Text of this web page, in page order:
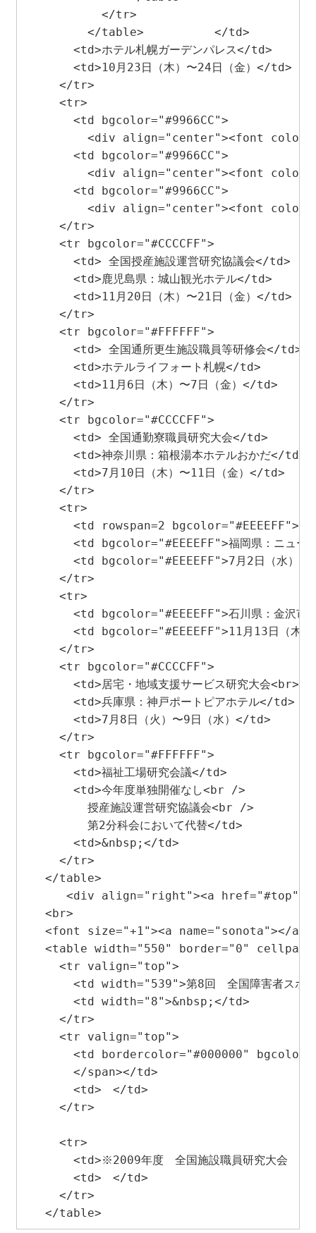
          </tr>
        </table>          </td>
      <td>ホテル札幌ガーデンパレス</td>
      <td>10月23日（木）〜24日（金）</td>
    </tr>
    <tr>
      <td bgcolor="#9966CC">
<div align="center"><font
      <td bgcolor="#9966CC">
<div align="center"><font
      <td bgcolor="#9966CC">
<div align="center"><font
    </tr>
    <tr bgcolor="#CCCCFF">
      <td> 全国授産施設運営研究協議会</td>
      <td>鹿児島県：城山観光ホテル</td>
      <td>11月20日（木）〜21日（金）</td>
    </tr>
    <tr bgcolor="#FFFFFF">
      <td> 全国通所更生施設職員等研修会</td>
      <td>ホテルライフォート札幌</td>
      <td>11月6日（木）〜7日（金）</td>
    </tr>
    <tr bgcolor="#CCCCFF">
      <td> 全国通勤寮職員研究大会</td>
      <td>神奈川県：箱根湯本ホテルおかだ</td>
      <td>7月10日（木）〜11日（金）</td>
    </tr>
    <tr>
<td rowspan=2 bgcolor="#EEEEFF"> 全
<td bgcolor="#EEEEFF">福岡県：ニュー
<td bgcolor="#EEEEFF">7月2日（水）〜
    </tr>
    <tr>
<td bgcolor="#EEEEFF">石川県：金沢市
<td bgcolor="#EEEEFF">11月13日（木）
    </tr>
    <tr bgcolor="#CCCCFF">
<td>居宅・地域支援サービス研究大会<br>
      <td>兵庫県：神戸ポートピアホテル</td>
      <td>7月8日（火）〜9日（水）</td>
    </tr>
    <tr bgcolor="#FFFFFF">
      <td>福祉工場研究会議</td>
      <td>今年度単独開催なし<br />
        授産施設運営研究協議会<br />
        第2分科会において代替</td>
      <td>&nbsp;</td>
    </tr>
  </table>
<div align="right"><a href="#top">▲
  <br>
<font size="+1"><a name="sonota"></a>〔
<table width="550" border="0"
    <tr valign="top">
<td width="539">第8回　全国障害者スポ
      <td width="8">&nbsp;</td>
    </tr>
    <tr valign="top">
<td bordercolor="#000000"
      </span></td>
      <td>　</td>
    </tr>
    <tr>
<td>※2009年度　全国施設職員研究大会　9
      <td>　</td>
    </tr>